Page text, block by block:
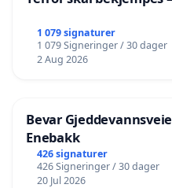
1 079 signaturer
1 079 Signeringer / 30 dager
2 Aug 2026
Bevar
Enebakk
426 signaturer
426 Signeringer / 30 dager
20 Jul 2026